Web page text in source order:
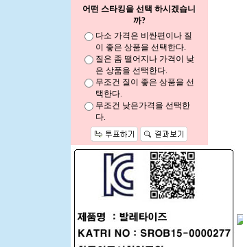
어떤 스타킹을 선택 하시겠습니
까?
다소 가격은 비싼편이나 질
이 좋은 상품을 선택한다.
질은 좀 떨어지나 가격이 낮
은 상품을 선택한다.
무조건 질이 좋은 상품을 선
택한다.
무조건 낮은가격을 선택한
다.